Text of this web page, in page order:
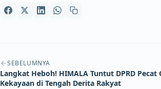
Navigasi artikel
SEBELUMNYA
Langkat Heboh! HIMALA Tuntut DPRD Pecat
Kekayaan di Tengah Derita Rakyat